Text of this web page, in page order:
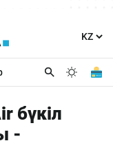
бүкіл
-